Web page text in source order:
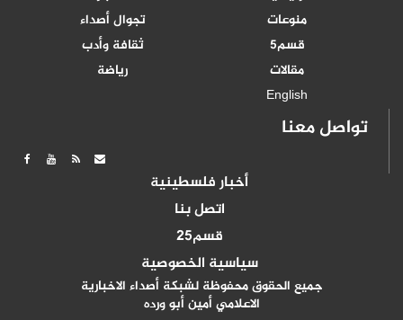
منوعات
تجوال أصداء
قسم5
ثقافة وأدب
مقالات
رياضة
English
تواصل معنا
أخبار فلسطينية
اتصل بنا
قسم25
سياسية الخصوصية
جميع الحقوق محفوظة لشبكة أصداء الاخبارية
الاعلامي أمين أبو ورده